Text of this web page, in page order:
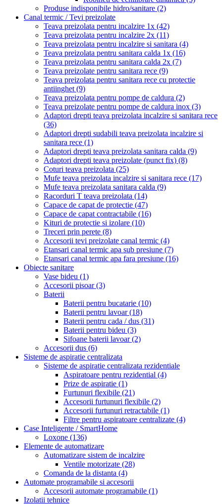
Produse indisponibile hidro/sanitare (2)
Canal termic / Tevi preizolate
Teava preizolata pentru incalzire 1x (42)
Teava preizolata pentru incalzire 2x (11)
Teava preizolata pentru incalzire si sanitara (4)
Teava preizolata pentru sanitara calda 1x (16)
Teava preizolata pentru sanitara calda 2x (7)
Teava preizolate pentru sanitara rece (9)
Teava preizolata pentru sanitara rece cu protectie
antiinghet (9)
Teava preizolata pentru pompe de caldura (2)
Teava preizolate pentru pompe de caldura inox (3)
Adaptori drepti teava preizolata incalzire si sanitara rece
(36)
Adaptori drepti sudabili teava preizolata incalzire si
sanitara rece (1)
Adaptori drepti teava preizolata sanitara calda (9)
Adaptori drepti teava preizolate (punct fix) (8)
Coturi teava preizolata (25)
Mufe teava preizolata incalzire si sanitara rece (17)
Mufe teava preizolata sanitara calda (9)
Racorduri T teava preizolata (14)
Capace de capat de protectie (47)
Capace de capat contractabile (16)
Kituri de protectie si izolare (10)
Treceri prin perete (8)
Accesorii tevi preizolate canal termic (4)
Etansari canal termic apa sub presiune (7)
Etansari canal termic apa fara presiune (16)
Obiecte sanitare
Vase bideu (1)
Accesorii pisoar(3)
Baterii
Baterii pentru bucatarie (10)
Baterii pentru lavoar(18)
Baterii pentru cada / dus (31)
Baterii pentru bideu (3)
Sifoane baterii lavoar(2)
Accesorii dus (6)
Sisteme de aspiratie centralizata
Sisteme de aspiratie centralizata rezidentiale
Aspiratoare pentru rezidential (4)
Prize de aspiratie (1)
Furtunuri flexibile (21)
Accesorii furtunuri flexibile (2)
Accesorii furtunuri retractabile (1)
Filtre pentru aspiratoare centralizate (4)
Case Inteligente / SmartHome
Loxone (136)
Elemente de automatizare
Automatizare sistem de incalzire
Ventile motorizate (28)
Comanda de la distanta (4)
Automate programabile si accesorii
Accesorii automate programabile (1)
Izolatii tehnice